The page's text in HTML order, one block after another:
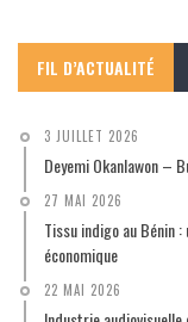
FIL D’ACTUALITÉ
3 JUILLET 2026
Deyemi Okanlawon –
27 MAI 2026
Tissu indigo au Bénin
économique
22 MAI 2026